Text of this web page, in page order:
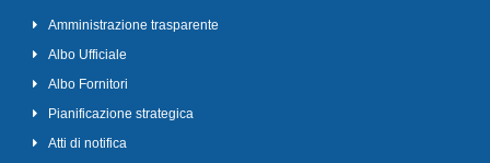
Amministrazione trasparente
Albo Ufficiale
Albo Fornitori
Pianificazione strategica
Atti di notifica